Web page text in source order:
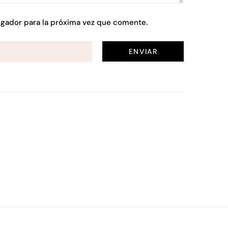
para la próxima vez que comente.